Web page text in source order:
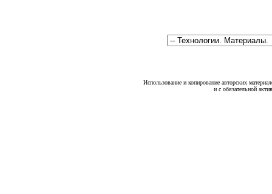
Использование и копирование авторских
и с обязательной